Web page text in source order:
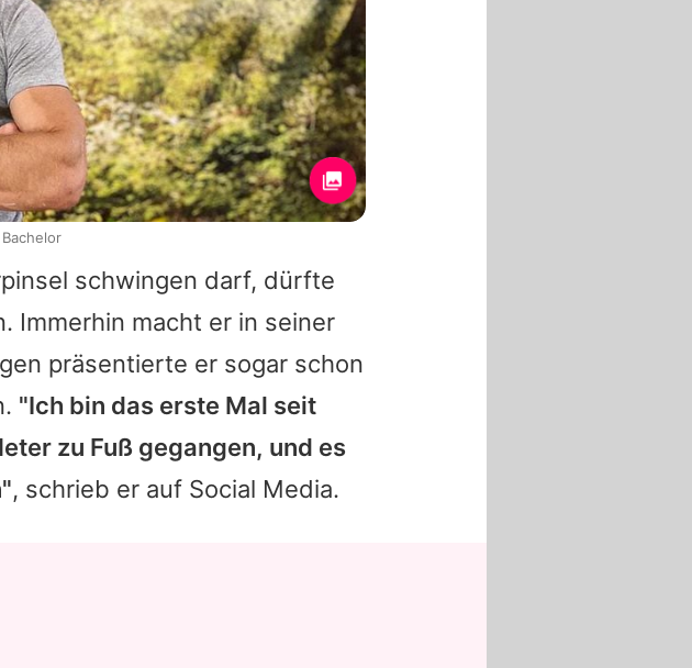
schwingen darf, dürfte
Immerhin macht er in seiner
präsentierte er sogar schon
"Ich bin das erste Mal seit
zu Fuß gegangen, und es
, schrieb er auf Social Media.